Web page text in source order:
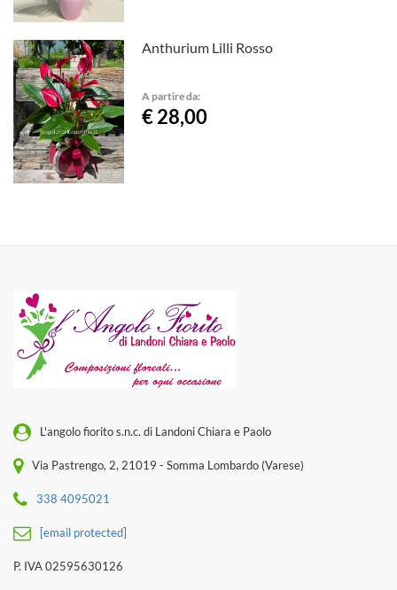
Anthurium Lilli Rosso
A partire da:
€ 28,00
L'angolo fiorito s.n.c. di Landoni Chiara e Paolo
Via Pastrengo, 2, 21019 - Somma Lombardo (Varese)
338 4095021
[email protected]
P. IVA 02595630126